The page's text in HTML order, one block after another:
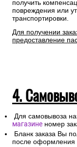
получить
повреждения или
транспортировки.
Для получении
предоставление
4.
Для самовывоза
магазине номер
Бланк заказа Вы
после оформления